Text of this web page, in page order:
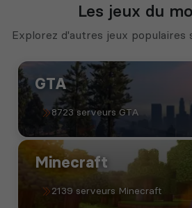
Les jeux du
Explorez d'autres jeux
GTA
8723 serveurs GTA
Minecraft
2139 serveurs Minecraft